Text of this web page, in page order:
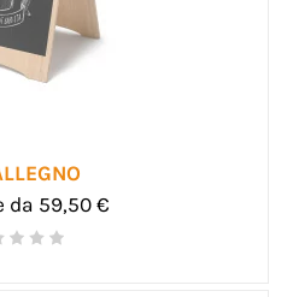
da 59,50 €